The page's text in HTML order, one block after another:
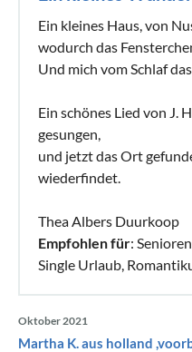
Ein kleines Haus, von
wodurch das
Und mich vom Schlaf
Ein schönes Lied von J.
gesungen,
und jetzt das Ort
wiederfindet.
Thea Albers Duurkoop
Empfohlen für:
Single Urlaub,
Oktober 2021
Martha K. aus holland